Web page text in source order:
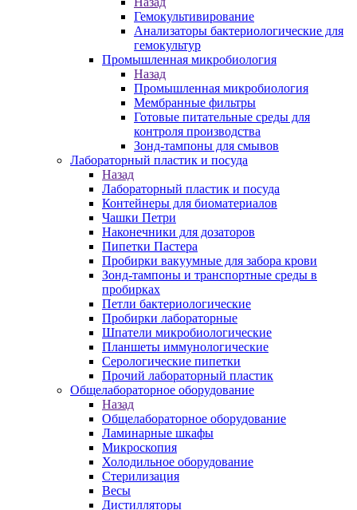
Гемокультивирование
Анализаторы бактериологические для
гемокультур
Промышленная микробиология
Назад
Промышленная микробиология
Мембранные фильтры
Готовые питательные среды для
контроля производства
Зонд-тампоны для смывов
Лабораторный пластик и посуда
Назад
Лабораторный пластик и посуда
Контейнеры для биоматериалов
Чашки Петри
Наконечники для дозаторов
Пипетки Пастера
Пробирки вакуумные для забора крови
Зонд-тампоны и транспортные среды в
пробирках
Петли бактериологические
Пробирки лабораторные
Шпатели микробиологические
Планшеты иммунологические
Серологические пипетки
Прочий лабораторный пластик
Общелабораторное оборудование
Назад
Общелабораторное оборудование
Ламинарные шкафы
Микроскопия
Холодильное оборудование
Стерилизация
Весы
Дистилляторы